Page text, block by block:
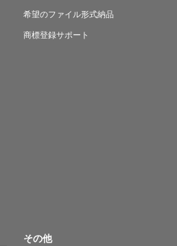
希望のファイル形式納品
商標登録サポート
その他